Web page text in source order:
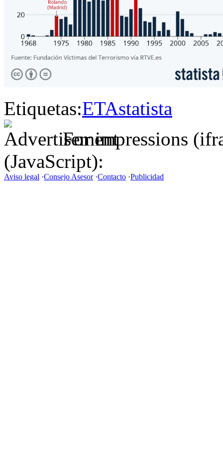
Etiquetas:ETAstatista
For impressions
(JavaScript):
Aviso legal ·Consejo Asesor·Contacto ·Publicidad